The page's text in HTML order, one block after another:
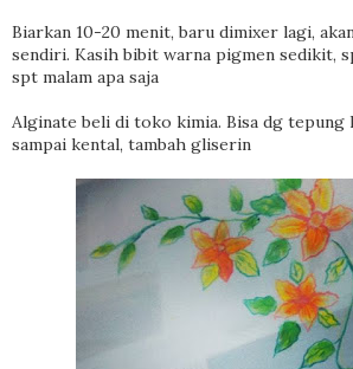
Biarkan 10-20 menit, baru dimixer lagi,
sendiri. Kasih bibit warna pigmen sedikit,
spt malam apa saja
Alginate beli di toko kimia. Bisa dg tepung
sampai kental, tambah gliserin